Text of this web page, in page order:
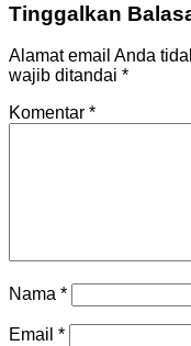
Tinggalkan
Alamat email Anda
wajib ditandai *
Komentar *
Nama *
Email *